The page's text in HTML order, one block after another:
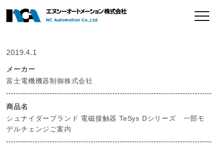
2019.4.1
メーカー
富士電機機器制御株式会社
商品名
シュナイダーブランド 電磁接触器 TeSys Dシリーズ 一部モ
デルチェンジご案内